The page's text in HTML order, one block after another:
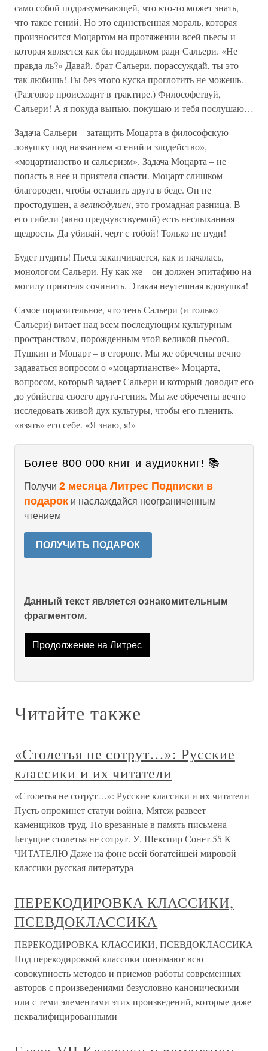
само собой подразумевающей, что кто-то может знать,
что такое гений. Но это единственная мораль, которая
произносится Моцартом на протяжении всей пьесы и
которая является как бы поддавком ради Сальери. «Не
правда ль?» Давай, брат Сальери, порассуждай, ты это
так любишь! Ты без этого куска проглотить не можешь.
(Разговор происходит в трактире.) Философствуй,
Сальери! А я покуда выпью, покушаю и тебя послушаю…
Задача Сальери – затащить Моцарта в философскую
ловушку под названием «гений и злодейство»,
«моцартианство и сальеризм». Задача Моцарта – не
попасть в нее и приятеля спасти. Моцарт слишком
благороден, чтобы оставить друга в беде. Он не
простодушен, а великодушен, это громадная разница. В
его гибели (явно предчувствуемой) есть неслыханная
щедрость. Да убивай, черт с тобой! Только не нуди!
Будет нудить! Пьеса заканчивается, как и началась,
монологом Сальери. Ну как же – он должен эпитафию на
могилу приятеля сочинить. Этакая неутешная вдовушка!
Самое поразительное, что тень Сальери (и только
Сальери) витает над всем последующим культурным
пространством, порожденным этой великой пьесой.
Пушкин и Моцарт – в стороне. Мы же обречены вечно
задаваться вопросом о «моцартианстве» Моцарта,
вопросом, который задает Сальери и который доводит его
до убийства своего друга-гения. Мы же обречены вечно
исследовать живой дух культуры, чтобы его пленить,
«взять» его себе. «Я знаю, я!»
Более 800 000 книг и аудиокниг! 📚
Получи 2 месяца Литрес Подписки в
подарок и наслаждайся неограниченным
чтением
ПОЛУЧИТЬ ПОДАРОК
Данный текст является ознакомительным
фрагментом.
Продолжение на Литрес
Читайте также
«Столетья не сотрут…»: Русские
классики и их читатели
«Столетья не сотрут…»: Русские классики и их читатели
Пусть опрокинет статуи война, Мятеж развеет
каменщиков труд, Но врезанные в память письмена
Бегущие столетья не сотрут. У. Шекспир Сонет 55 К
ЧИТАТЕЛЮ Даже на фоне всей богатейшей мировой
классики русская литература
ПЕРЕКОДИРОВКА КЛАССИКИ,
ПСЕВДОКЛАССИКА
ПЕРЕКОДИРОВКА КЛАССИКИ, ПСЕВДОКЛАССИКА
Под перекодировкой классики понимают всю
совокупность методов и приемов работы современных
авторов с произведениями безусловно каноническими
или с теми элементами этих произведений, которые даже
неквалифицированными